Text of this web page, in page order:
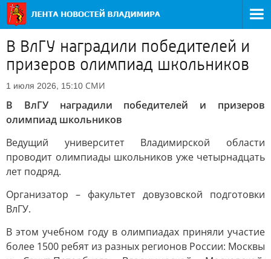
В ВлГУ наградили победителей и
призеров олимпиад школьников
1 июля 2026, 15:10 СМИ
В ВлГУ наградили победителей и призеров
олимпиад школьников
Ведущий университет Владимирской области
проводит олимпиады школьников уже четырнадцать
лет подряд.
Организатор – факультет довузовской подготовки
ВлГУ.
В этом учебном году в олимпиадах приняли участие
более 1500 ребят из разных регионов России: Москвы